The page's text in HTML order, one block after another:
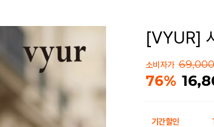
[VYUR]
소비자가 69,000
76%
기간할인